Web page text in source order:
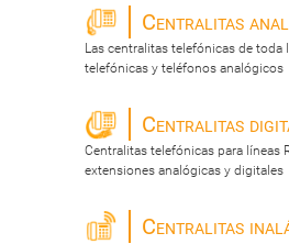
Centralitas
Las centralitas telefónicas de toda
telefónicas y teléfonos analógicos
Centralitas
Centralitas telefónicas para líneas
extensiones analógicas y digitales
Centralitas